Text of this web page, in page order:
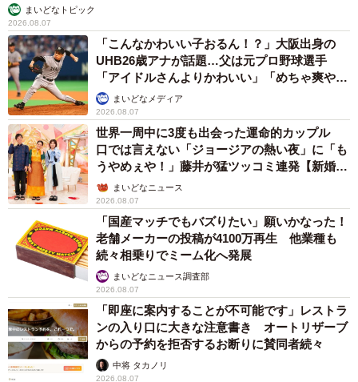
まいどなトピック
2026.08.07
「こんなかわいい子おるん！？」大阪出身の
UHB26歳アナが話題…父は元プロ野球選手
「アイドルさんよりかわいい」「めちゃ爽や
か」まいどなメディア
2026.08.07
世界一周中に3度も出会った運命的カップル
口では言えない「ジョージアの熱い夜」に「も
うやめぇや！」藤井が猛ツッコミ連発【新婚さ
ん】まいどなニュース
2026.08.07
「国産マッチでもバズりたい」願いかなった！
老舗メーカーの投稿が4100万再生 他業種も
続々相乗りでミーム化へ発展
まいどなニュース調査部
2026.08.07
「即座に案内することが不可能です」レストラ
ンの入り口に大きな注意書き オートリザーブ
からの予約を拒否するお断りに賛同者続々
中将 タカノリ
2026.08.07